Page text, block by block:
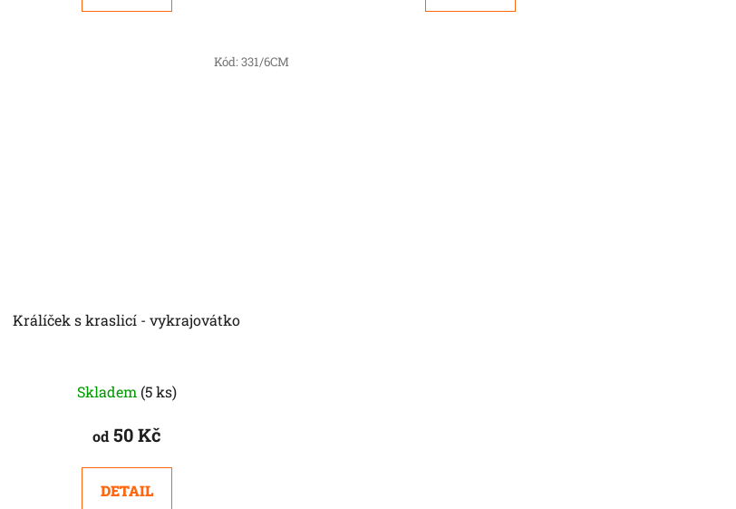
Králíček s kraslicí - vykrajovátko
Skladem (5 ks)
od50 Kč
DETAIL
Kód:331/6CM